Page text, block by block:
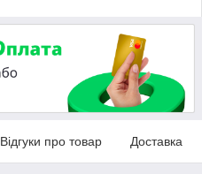
Відгуки про товар Доставка